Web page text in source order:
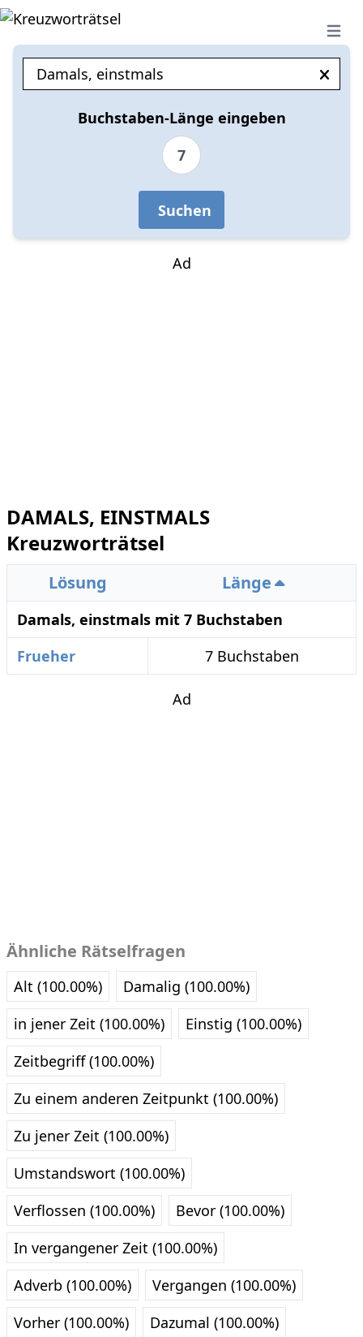
Open
Buchstaben-Länge eingeben
7
Suchen
Ad
DAMALS, EINSTMALS
Kreuzworträtsel
Lösung Länge
Damals, einstmals mit 7 Buchstaben
Frueher
7 Buchstaben
Ad
Ähnliche Rätselfragen
Alt (100.00%)
Damalig (100.00%)
in jener Zeit (100.00%)
Einstig (100.00%)
Zeitbegriff (100.00%)
Zu einem anderen Zeitpunkt (100.00%)
Zu jener Zeit (100.00%)
Umstandswort (100.00%)
Verflossen (100.00%)
Bevor (100.00%)
In vergangener Zeit (100.00%)
Adverb (100.00%)
Vergangen (100.00%)
Vorher (100.00%)
Dazumal (100.00%)